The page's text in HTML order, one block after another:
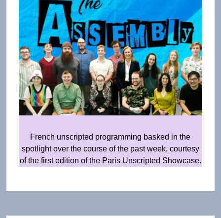
French unscripted programming basked in the
spotlight over the course of the past week, courtesy
of the first edition of the Paris Unscripted Showcase.